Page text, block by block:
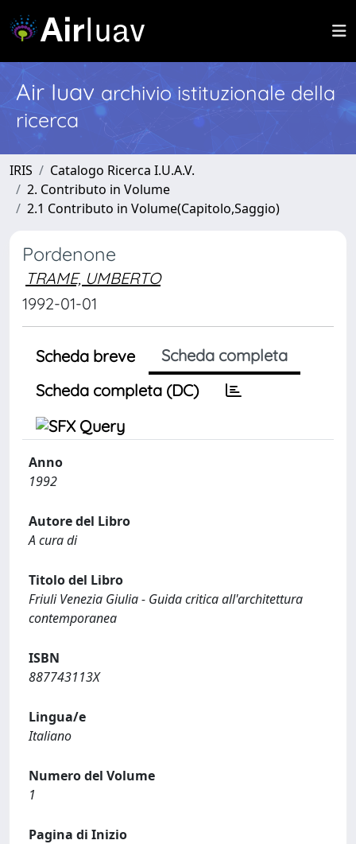
Air Iuav archivio istituzionale della
ricerca
IRIS
Catalogo Ricerca I.U.A.V.
2. Contributo in Volume
2.1 Contributo in Volume(Capitolo,Saggio)
Pordenone
TRAME, UMBERTO
1992-01-01
Scheda breve
Scheda completa
Scheda completa (DC)
Anno
1992
Autore del Libro
A cura di
Titolo del Libro
Friuli Venezia Giulia - Guida critica all'architettura
contemporanea
ISBN
887743113X
Lingua/e
Italiano
Numero del Volume
1
Pagina di Inizio